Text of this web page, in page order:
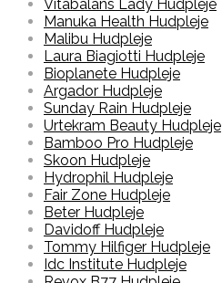
Vitabalans Lady Hudpleje
Manuka Health Hudpleje
Malibu Hudpleje
Laura Biagiotti Hudpleje
Bioplanete Hudpleje
Argador Hudpleje
Sunday Rain Hudpleje
Urtekram Beauty Hudpleje
Bamboo Pro Hudpleje
Skoon Hudpleje
Hydrophil Hudpleje
Fair Zone Hudpleje
Beter Hudpleje
Davidoff Hudpleje
Tommy Hilfiger Hudpleje
Idc Institute Hudpleje